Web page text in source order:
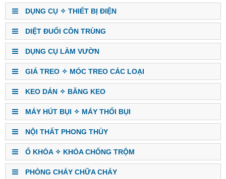
DỤNG CỤ ✧ THIẾT BỊ ĐIỆN
DIỆT ĐUỔI CÔN TRÙNG
DỤNG CỤ LÀM VƯỜN
GIÁ TREO ✧ MÓC TREO CÁC LOẠI
KEO DÁN ✧ BĂNG KEO
MÁY HÚT BỤI ✧ MÁY THỔI BỤI
NỘI THẤT PHONG THỦY
Ổ KHÓA ✧ KHÓA CHỐNG TRỘM
PHÒNG CHÁY CHỮA CHÁY